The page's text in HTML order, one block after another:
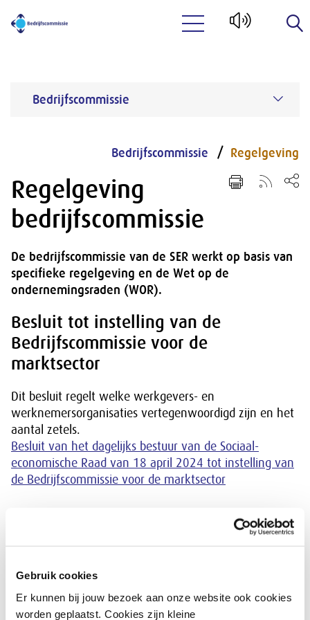
Gebruik cookies
Er kunnen bij jouw bezoek aan onze website ook cookies
worden geplaatst. Cookies zijn kleine
Bedrijfscommissie
Bedrijfscommissie Regelgeving
Regelgeving
bedrijfscommissie
De bedrijfscommissie van de SER werkt op basis van
specifieke regelgeving en de Wet op de
ondernemingsraden (WOR).
Besluit tot instelling van de
Bedrijfscommissie voor de
marktsector
Dit besluit regelt welke werkgevers- en
werknemersorganisaties vertegenwoordigd zijn en het
aantal zetels.
Besluit van het dagelijks bestuur van de Sociaal-
economische Raad van 18 april 2024 tot instelling van
de Bedrijfscommissie voor de marktsector
Verordening op de bedrijfscommissies
2024
De verordening regelt de samenstelling en de
werkwijze van de bedrijfscommissie.